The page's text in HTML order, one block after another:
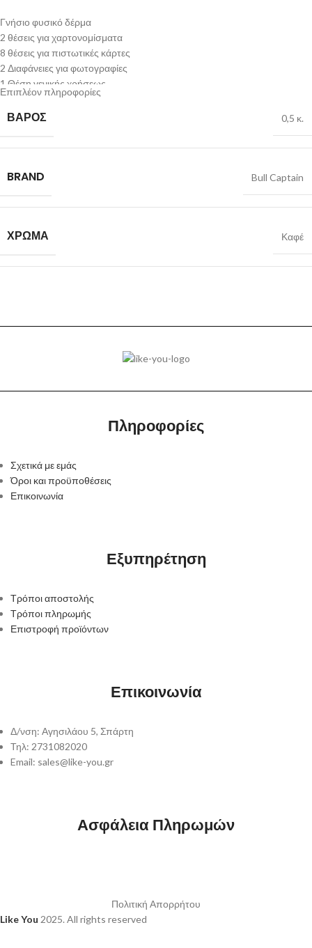
Γνήσιο φυσικό δέρμα
2 θέσεις για χαρτονομίσματα
8 θέσεις για πιστωτικές κάρτες
2 Διαφάνειες για φωτογραφίες
1 Θέση γενικής χρήσεως
Θέση για το δίπλωμα.
Διαθέτει δικό του κουτί για προστασία και συσκευασία δώρου.
11Χ2Χ10cm
Επιπλέον πληροφορίες
ΒΆΡΟΣ 0,5 κ.
BRAND Bull Captain
ΧΡΏΜΑ Καφέ
Πληροφορίες
Σχετικά με εμάς
Όροι και προϋποθέσεις
Επικοινωνία
Εξυπηρέτηση
Τρόποι αποστολής
Τρόποι πληρωμής
Επιστροφή προϊόντων
Επικοινωνία
Δ/νση: Αγησιλάου 5, Σπάρτη
Τηλ: 2731082020
Email: sales@like-you.gr
Ασφάλεια Πληρωμών
Πολιτική Απορρήτου
Like You 2025. All rights reserved